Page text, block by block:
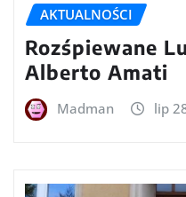
AKTUALNOŚCI
Rozśpiewane
Alberto Amati
Madman lip